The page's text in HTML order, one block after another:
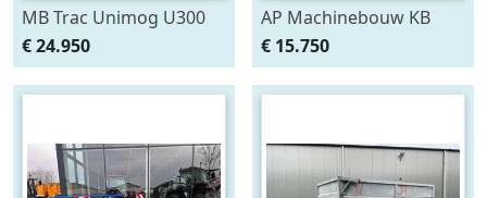
MB Trac Unimog U300
(bj 2005)
€ 24.950
AP Machinebouw KB
110/300 ETV kilverbak (bj
2025)
€ 15.750